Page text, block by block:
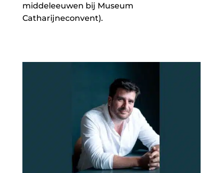
middeleeuwen bij Museum
Catharijneconvent).